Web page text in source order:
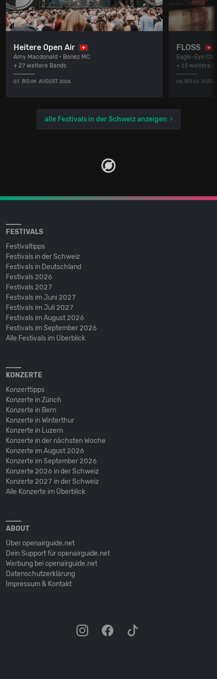
Heitere Open Air
Amy Macdonald • Bonez MC
+ 27 weitere Bands
07. BIS 09. AUGUST 2026
FLOSS
Eagle-Eye
+ 15 weitere
04. BIS 22.
alle Festivals in der Schweiz anzeigen
FESTIVALS
Festivaltipps
Festivals in der Schweiz
Festivals in Deutschland
Festivals 2026
Festivals 2027
Festivals im Juni 2027
Festivals im Juli 2027
Festivals im August 2026
Festivals im September 2026
Alle Festivals im Überblick
KONZERTE
Konzerttipps
Konzerte in Zürich
Konzerte in Bern
Konzerte in Winterthur
Konzerte in Luzern
Konzerte in der nächsten Woche
Konzerte im August 2026
Konzerte im September 2026
Konzerte 2026 in der Schweiz
Konzerte 2027 in der Schweiz
Alle Konzerte im Überblick
ABOUT
Über openairguide.net
Dein Support für openairguide.net
Werbung bei openairguide.net
Datenschutz­erklärung
Impressum & Kontakt